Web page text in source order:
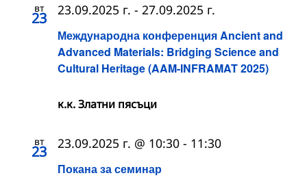
вт
23
Международна конференция Ancient and
Advanced Materials: Bridging Science and
Cultural Heritage (AAM-INFRAMAT 2025)
23.09.2025 г. - 27.09.2025 г.
к.к. Златни пясъци
вт
23
Покана за семинар
23.09.2025 г. @ 10:30 - 11:30